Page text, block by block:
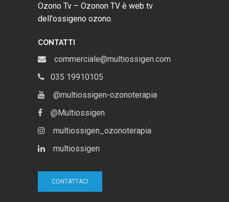
Ozono Tv – Ozonon TV è web tv
dell'ossigeno ozono.
CONTATTI
commerciale@multiossigen.com
035 19910105
@multiossigen-ozonoterapia
@Multiossigen
multiossigen_ozonoterapia
multiossigen
CONTATTACI